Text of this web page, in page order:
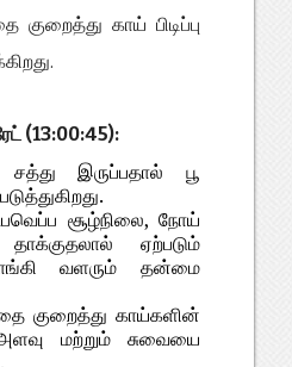
காய் பிடிப்பு
(13:00:45):
இருப்பதால் பூ
சூழ்நிலை, நோய்
ஏற்படும்
வளரும் தன்மை
குறைத்து காய்களின்
மற்றும் சுவையை